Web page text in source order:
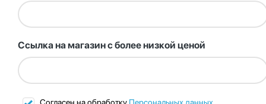
Ссылка на магазин с более низкой ценой